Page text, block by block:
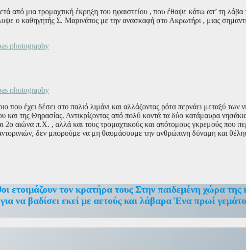
από μια τρομαχτική έκρηξη του ηφαιστείου , που έθαψε κάτω απ’ τη λάβα
ο καθηγητής Σ. Μαρινάτος με την ανασκαφή στο Ακρωτήρι , μιας
που έχει δέσει στο παλιό λιμάνι και αλλάζοντας ρότα περνάει μεταξύ των
της Θηρασίας. Αντικρίζοντας από πολύ κοντά τα δύο κατάμαυρα
2ο αιώνα π.Χ. , αλλά και τους τρομαχτικούς και απότομους γκρεμούς που
δεν μπορούμε να μη θαυμάσουμε την ανθρώπινη δύναμη και
τον κρατήρα τους Στην παιδεμένη χώρα της
να βαδίσει εκεί με αετούς και λάβαρα Ένα πρωί